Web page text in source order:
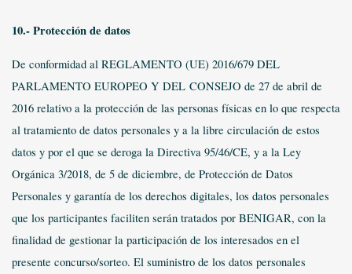
10.- Protección de datos
De conformidad al REGLAMENTO (UE) 2016/679 DEL
PARLAMENTO EUROPEO Y DEL CONSEJO de 27 de abril de
2016 relativo a la protección de las personas físicas en lo que respecta
al tratamiento de datos personales y a la libre circulación de estos
datos y por el que se deroga la Directiva 95/46/CE, y a la Ley
Orgánica 3/2018, de 5 de diciembre, de Protección de Datos
Personales y garantía de los derechos digitales, los datos personales
que los participantes faciliten serán tratados por BENIGAR, con la
finalidad de gestionar la participación de los interesados en el
presente concurso/sorteo. El suministro de los datos personales